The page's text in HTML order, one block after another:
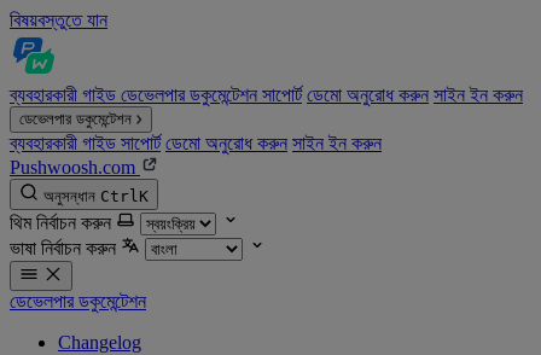
বিষয়বস্তুতে যান
ব্যবহারকারী গাইড ডেভেলপার ডকুমেন্টেশন সাপোর্ট ডেমো অনুরোধ করুন সাইন ইন করুন
ডেভেলপার ডকুমেন্টেশন
ব্যবহারকারী গাইড সাপোর্ট ডেমো অনুরোধ করুন সাইন ইন করুন
Pushwoosh.com
অনুসন্ধান CtrlK
থিম নির্বাচন করুন
ভাষা নির্বাচন করুন
ডেভেলপার ডকুমেন্টেশন
Changelog